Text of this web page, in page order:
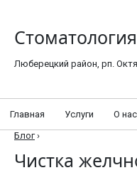
Люберецкий район, рп.
Главная Услуги О нас
Блог ›
Чистка